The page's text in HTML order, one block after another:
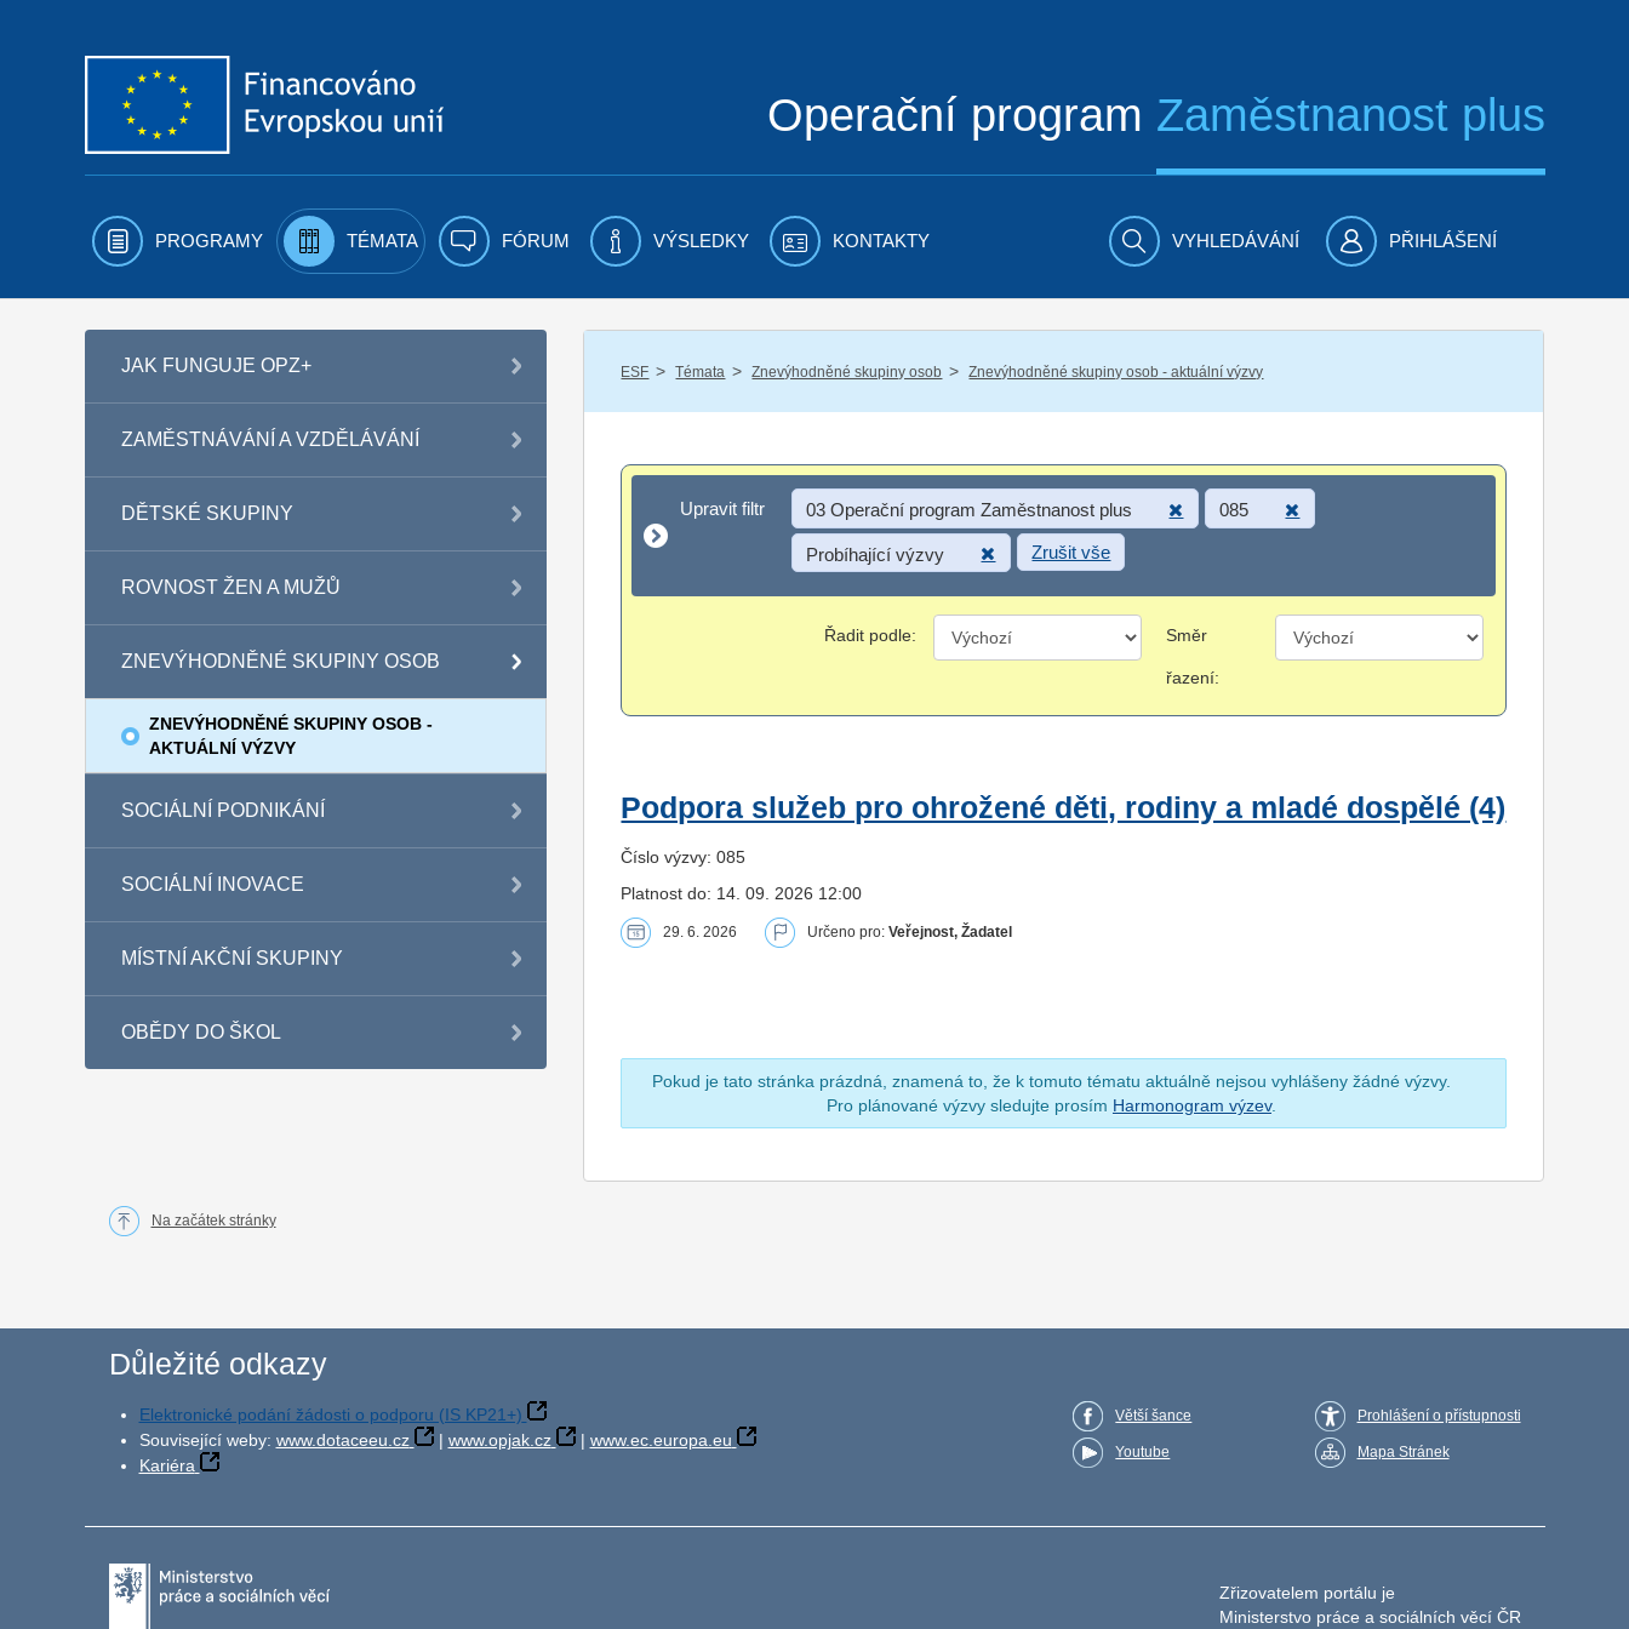
Operační program Zaměstnanost plus
PROGRAMY TÉMATA FÓRUM VÝSLEDKY KONTAKTY VYHLEDÁVÁNÍ PŘIHLÁŠENÍ
JAK FUNGUJE OPZ+
ZAMĚSTNÁVÁNÍ A VZDĚLÁVÁNÍ
DĚTSKÉ SKUPINY
ROVNOST ŽEN A MUŽŮ
ZNEVÝHODNĚNÉ SKUPINY OSOB
ZNEVÝHODNĚNÉ SKUPINY OSOB -
AKTUÁLNÍ VÝZVY
SOCIÁLNÍ PODNIKÁNÍ
SOCIÁLNÍ INOVACE
MÍSTNÍ AKČNÍ SKUPINY
OBĚDY DO ŠKOL
ESF / Témata / Znevýhodněné skupiny osob / Znevýhodněné skupiny osob - aktuální výzvy
Upravit filtr
Upravit filtr 03 Operační program Zaměstnanost plus 085
Probíhající výzvy Zrušit vše
Řadit podle: Směr
řazení:
Podpora služeb pro ohrožené děti, rodiny a mladé dospělé (4)
Číslo výzvy: 085
Platnost do: 14. 09. 2026 12:00
29. 6. 2026 Určeno pro:Veřejnost, Žadatel
Pokud je tato stránka prázdná, znamená to, že k tomuto tématu aktuálně nejsou vyhlášeny žádné výzvy.
Pro plánované výzvy sledujte prosím Harmonogram výzev.
Na začátek stránky
Důležité odkazy
Elektronické podání žádosti o podporu (IS KP21+)
Související weby: www.dotaceeu.cz | www.opjak.cz | www.ec.europa.eu
Kariéra
Větší šance
Youtube
Prohlášení o přístupnosti
Mapa Stránek
Zřizovatelem portálu je
Ministerstvo práce a sociálních věcí ČR